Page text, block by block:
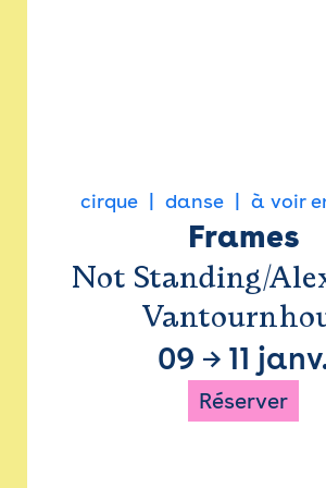
cirque danse à voir
Frames
Not Standing/
09 → 11
Réserver